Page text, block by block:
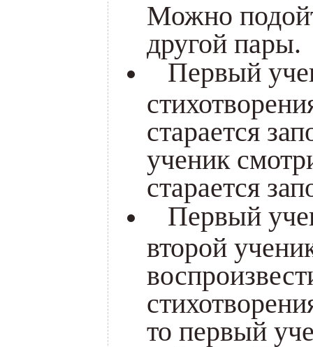
Можно
другой пары.
Первый
старается
ученик
старается
Первый
второй
то первый